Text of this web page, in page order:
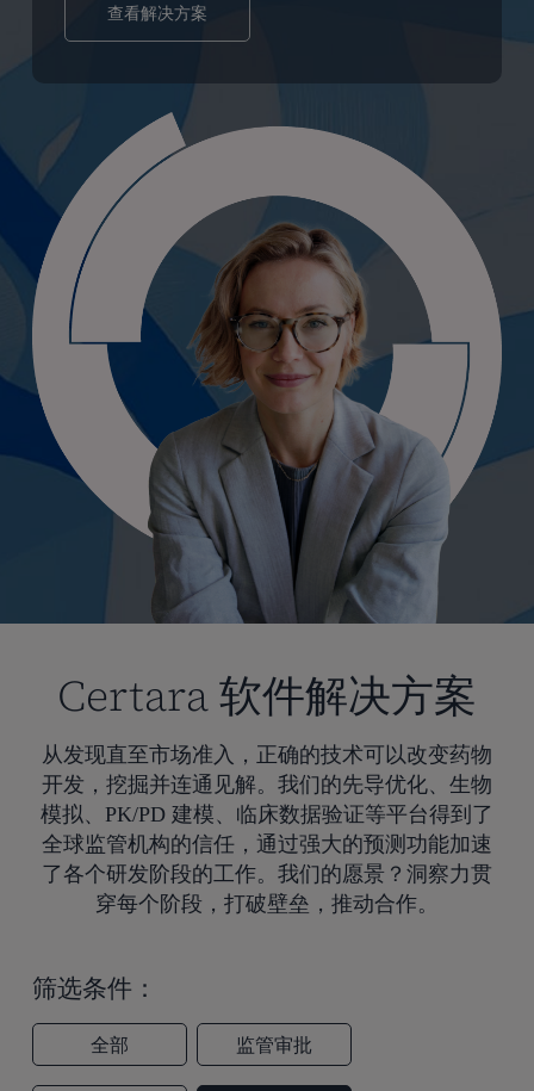
查看解决方案
Certara 软件解决方案
从发现直至市场准入，正确的技术可以改变药物
开发，挖掘并连通见解。我们的先导优化、生物
模拟、PK/PD 建模、临床数据验证等平台得到了
全球监管机构的信任，通过强大的预测功能加速
了各个研发阶段的工作。我们的愿景？洞察力贯
穿每个阶段，打破壁垒，推动合作。
筛选条件：
全部 监管审批